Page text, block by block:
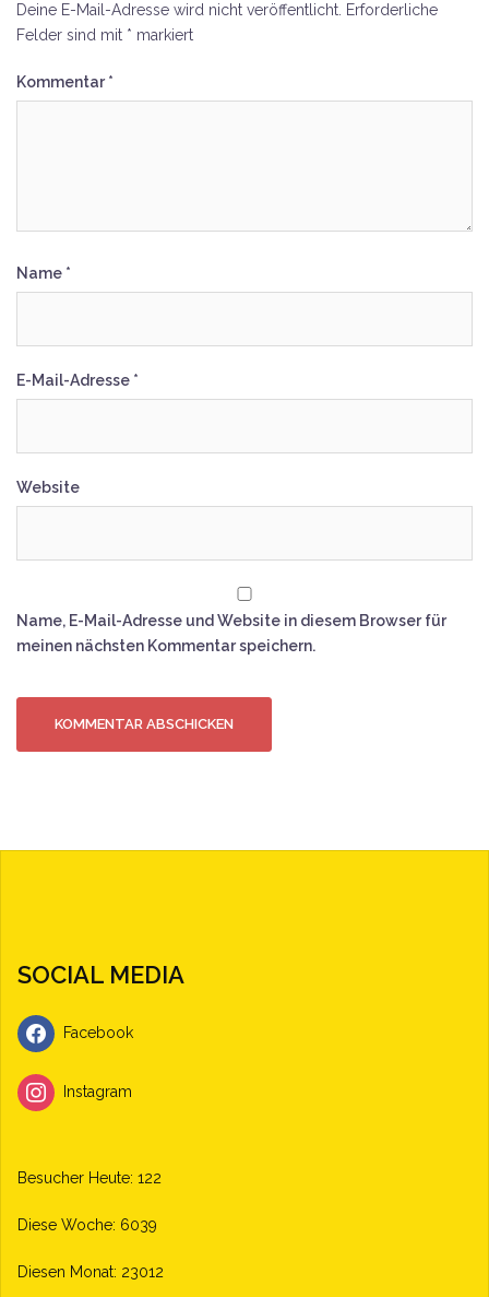
Deine E-Mail-Adresse wird nicht veröffentlicht. Erforderliche
Felder sind mit * markiert
Kommentar*
Name *
E-Mail-Adresse *
Website
Name, E-Mail-Adresse und Website in diesem Browser für
meinen nächsten Kommentar speichern.
SOCIAL MEDIA
Facebook
Instagram
Besucher Heute: 122
Diese Woche: 6039
Diesen Monat: 23012